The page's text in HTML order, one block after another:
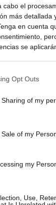
el
más
en cuenta
se
Opt Outs
of my
of my
my
Use,